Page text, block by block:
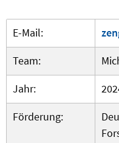
E-Mail:
Team:
Jahr:
Förderung: